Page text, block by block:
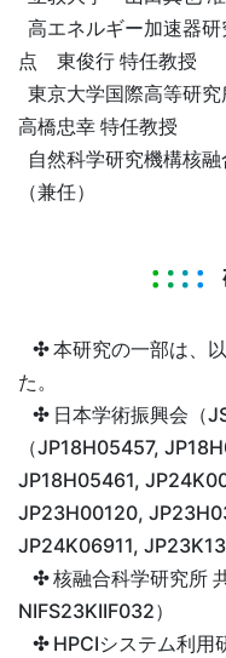
高エネルギー加速器
点 東俊行 特任教授
東京大学国際高等研
高橋忠幸 特任教授
自然科学研究機構核
（兼任）
✣本研究の一部は、
た。
✣ 日本学術振興会（
（JP18H05457,
JP18H05461,
JP23H00120,
JP24K06911,
✣核融合科学研究所
NIFS23KIIF032）
✣ HPCIシステム利